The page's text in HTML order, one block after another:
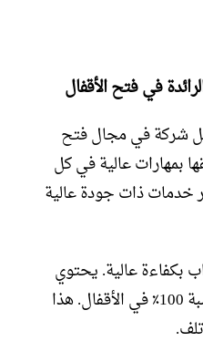
في فتح الأقفال
شركة في مجال فتح
بمهارات عالية في كل
خدمات ذات جودة عالية
بكفاءة عالية. يحتوي
فريقها على فنيين خبيرين بنسبة 100٪ في الأقفال. هذا